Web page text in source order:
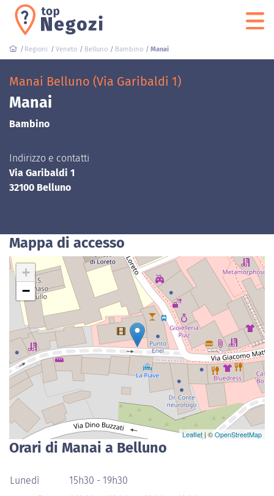
Regioni Veneto Belluno Bambino Manai
Manai Belluno (Via Garibaldi 1)
Manai
Bambino
Indirizzo e contatti
Via Garibaldi 1
32100 Belluno
Mappa di accesso
+
−
Leaflet | ©OpenStreetMap
Orari di Manai a Belluno
Lunedì
15h30 - 19h30